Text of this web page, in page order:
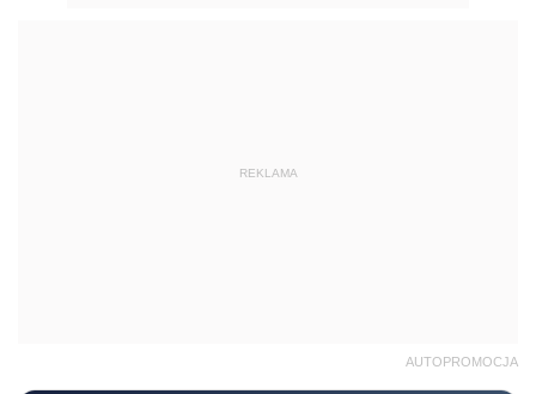
REKLAMA
AUTOPROMOCJA